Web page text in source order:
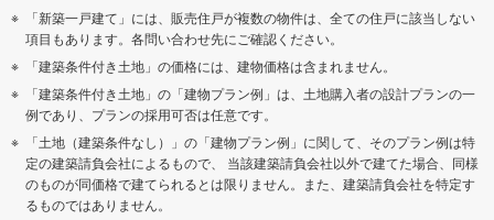
「新築一戸建て」には、販売住戸が複数の物件は、全ての住戸に該当しない
項目もあります。各問い合わせ先にご確認ください。
「建築条件付き土地」の価格には、建物価格は含まれません。
「建築条件付き土地」の「建物プラン例」は、土地購入者の設計プランの一
例であり、プランの採用可否は任意です。
「土地（建築条件なし）」の「建物プラン例」に関して、そのプラン例は特
定の建築請負会社によるもので、 当該建築請負会社以外で建てた場合、同様
のものが同価格で建てられるとは限りません。また、建築請負会社を特定す
るものではありません。